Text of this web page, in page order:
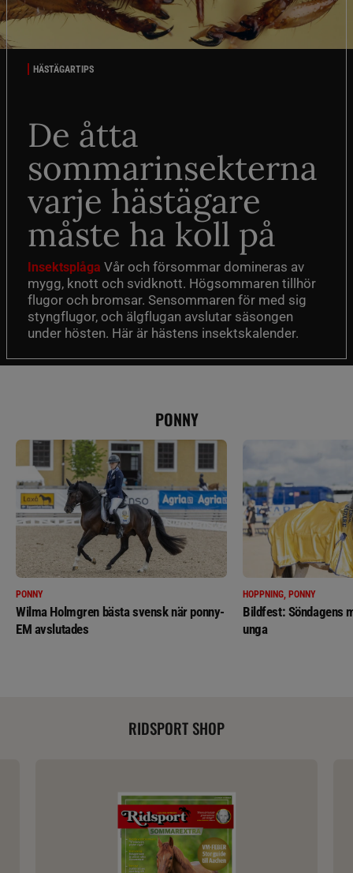
HÄSTÄGARTIPS
De åtta
sommarinsekterna
varje hästägare
måste ha koll på
Insektsplåga Vår och försommar domineras av
mygg, knott och svidknott. Högsommaren tillhör
flugor och bromsar. Sensommaren för med sig
styngflugor, och älgflugan avslutar säsongen
under hösten. Här är hästens insektskalender.
PONNY
PONNY
Wilma Holmgren bästa svensk när ponny-
EM avslutades
HOPPNING, PONNY
Bildfest: Söndagens
unga
RIDSPORT SHOP